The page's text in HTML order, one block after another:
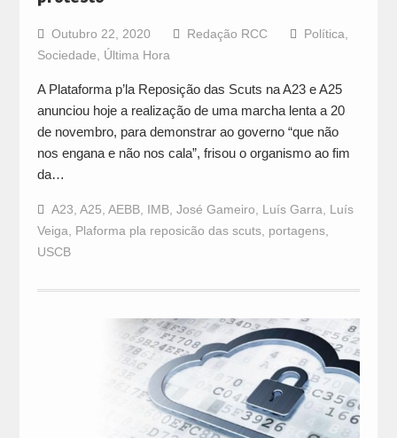
Outubro 22, 2020 Redação RCC Política
Sociedade
Última Hora
A Plataforma p’la Reposição das Scuts na A23 e A25
anunciou hoje a realização de uma marcha lenta a 20
de novembro, para demonstrar ao governo “que não
nos engana e não nos cala”, frisou o organismo ao fim
da…
A23 A25 AEBB, IMB, José Gameiro Luís Garra
Luís
Veiga
Plaforma pla reposicão das scuts, portagens,
USCB